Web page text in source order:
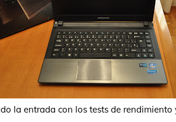
la entrada con los tests de rendimiento